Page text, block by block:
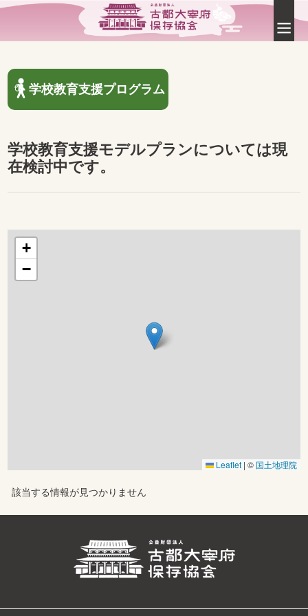
学校教育支援プログラム
学校教育支援モデルプランについては現
在検討中です。
+
−
Leaflet | © 国土地理院
該当する情報が見つかりません